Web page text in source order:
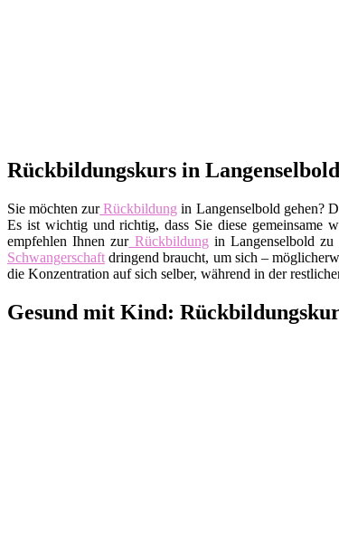
Rückbildungskurs in
Sie möchten zurRückbildung in Langenselbold gehen?
Es ist wichtig und richtig, dass Sie diese gemeinsame
empfehlen Ihnen zurRückbildung in Langenselbold
Schwangerschaft dringend braucht, um sich –
die Konzentration auf sich selber, während in der
Gesund mit Kind: